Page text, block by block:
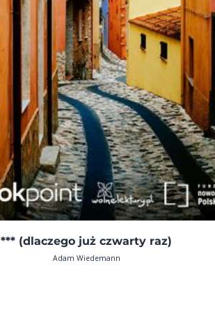
*** (dlaczego już czwarty raz)
Adam Wiedemann